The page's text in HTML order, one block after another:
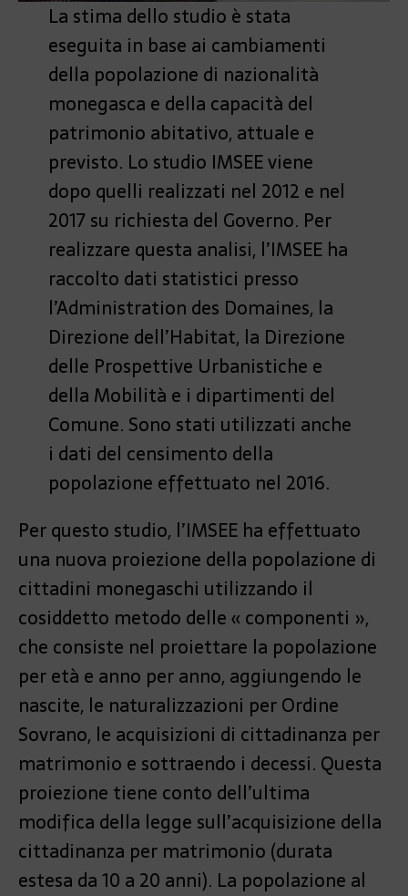
La stima dello studio è stata
eseguita in base ai cambiamenti
della popolazione di nazionalità
monegasca e della capacità del
patrimonio abitativo, attuale e
previsto. Lo studio IMSEE viene
dopo quelli realizzati nel 2012 e nel
2017 su richiesta del Governo. Per
realizzare questa analisi, l’IMSEE ha
raccolto dati statistici presso
l’Administration des Domaines, la
Direzione dell’Habitat, la Direzione
delle Prospettive Urbanistiche e
della Mobilità e i dipartimenti del
Comune. Sono stati utilizzati anche
i dati del censimento della
popolazione effettuato nel 2016.
Per questo studio, l’IMSEE ha effettuato
una nuova proiezione della popolazione di
cittadini monegaschi utilizzando il
cosiddetto metodo delle « componenti »,
che consiste nel proiettare la popolazione
per età e anno per anno, aggiungendo le
nascite, le naturalizzazioni per Ordine
Sovrano, le acquisizioni di cittadinanza per
matrimonio e sottraendo i decessi. Questa
proiezione tiene conto dell’ultima
modifica della legge sull’acquisizione della
cittadinanza per matrimonio (durata
estesa da 10 a 20 anni). La popolazione al